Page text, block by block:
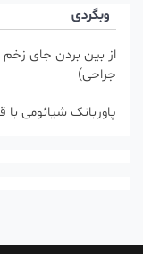
وبگردی
جراحی)
پاوربانک شیائومی با